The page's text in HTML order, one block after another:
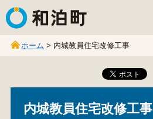
和泊町
ホーム > 内城教員住宅改修工事
内城教員住宅改修工事